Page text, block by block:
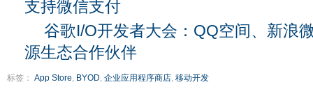
支持微信支付
谷歌I/O开发者大会：QQ空间、新浪
源生态合作伙伴
标签： App Store, BYOD, 企业应用程序商店, 移动开发